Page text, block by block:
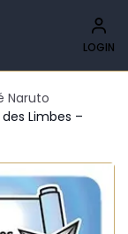
LOGIN
Naruto
Limbes –